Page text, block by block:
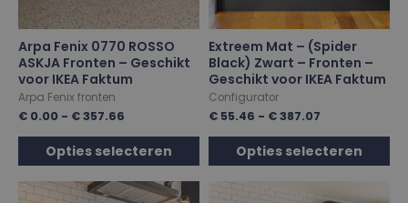
Arpa Fenix 0770 ROSSO
ASKJA Fronten – Geschikt
voor IKEA Faktum
Arpa Fenix fronten
€ 0.00 - €357.66
Opties selecteren
Extreem Mat – (Spider
Black) Zwart – Fronten –
Geschikt voor IKEA Faktum
Configurator
€ 55.46 - €387.07
Opties selecteren